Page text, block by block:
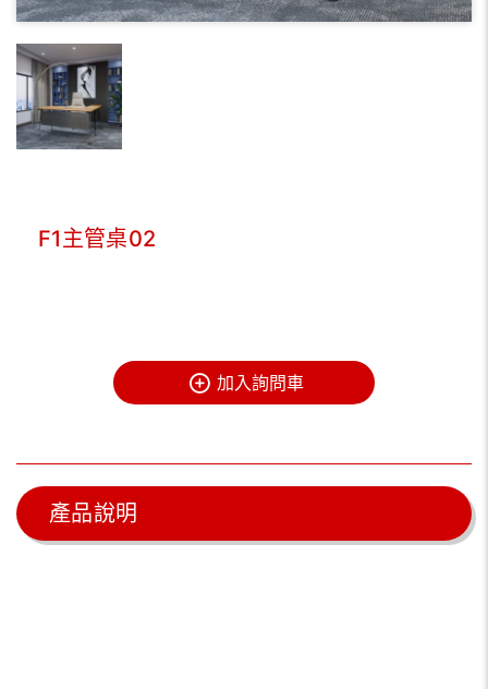
F1主管桌02
加入詢問車
產品說明